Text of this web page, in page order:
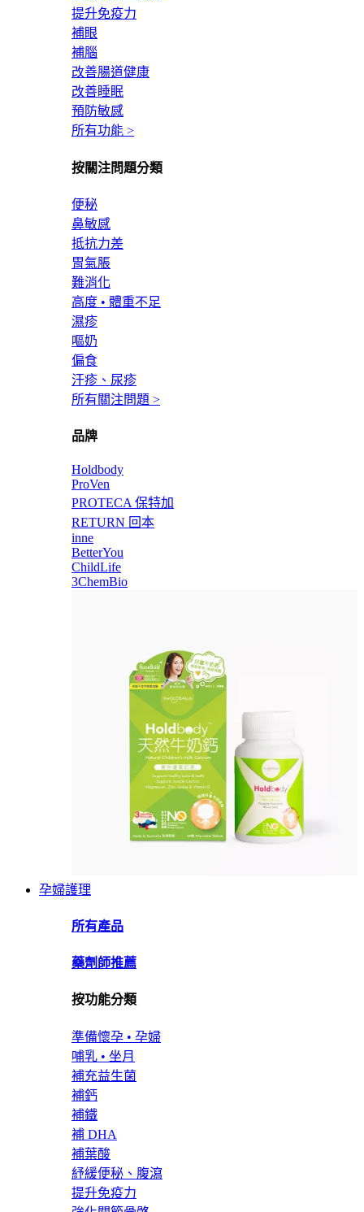
提升免疫力
補眼
補腦
改善腸道健康
改善睡眠
預防敏感
所有功能 >
按關注問題分類
便秘
鼻敏感
抵抗力差
胃氣脹
難消化
高度 • 體重不足
濕疹
嘔奶
偏食
汗疹、尿疹
所有關注問題 >
品牌
Holdbody
ProVen
PROTECA 保特加
RETURN 回本
inne
BetterYou
ChildLife
3ChemBio
孕婦護理
所有產品
藥劑師推薦
按功能分類
準備懷孕 • 孕婦
哺乳 • 坐月
補充益生菌
補鈣
補鐵
補 DHA
補葉酸
紓緩便秘、腹瀉
提升免疫力